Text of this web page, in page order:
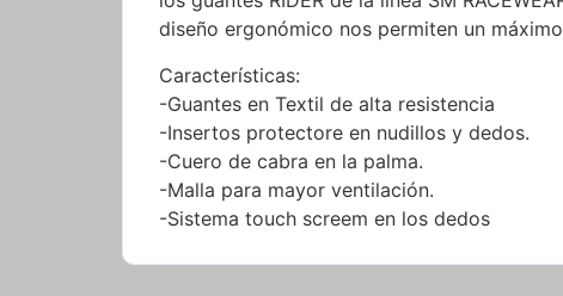
diseño ergonómico nos permiten un
Características:
-Guantes en Textil de alta resistencia
-Insertos protectore en nudillos y dedos.
-Cuero de cabra en la palma.
-Malla para mayor ventilación.
-Sistema touch screem en los dedos